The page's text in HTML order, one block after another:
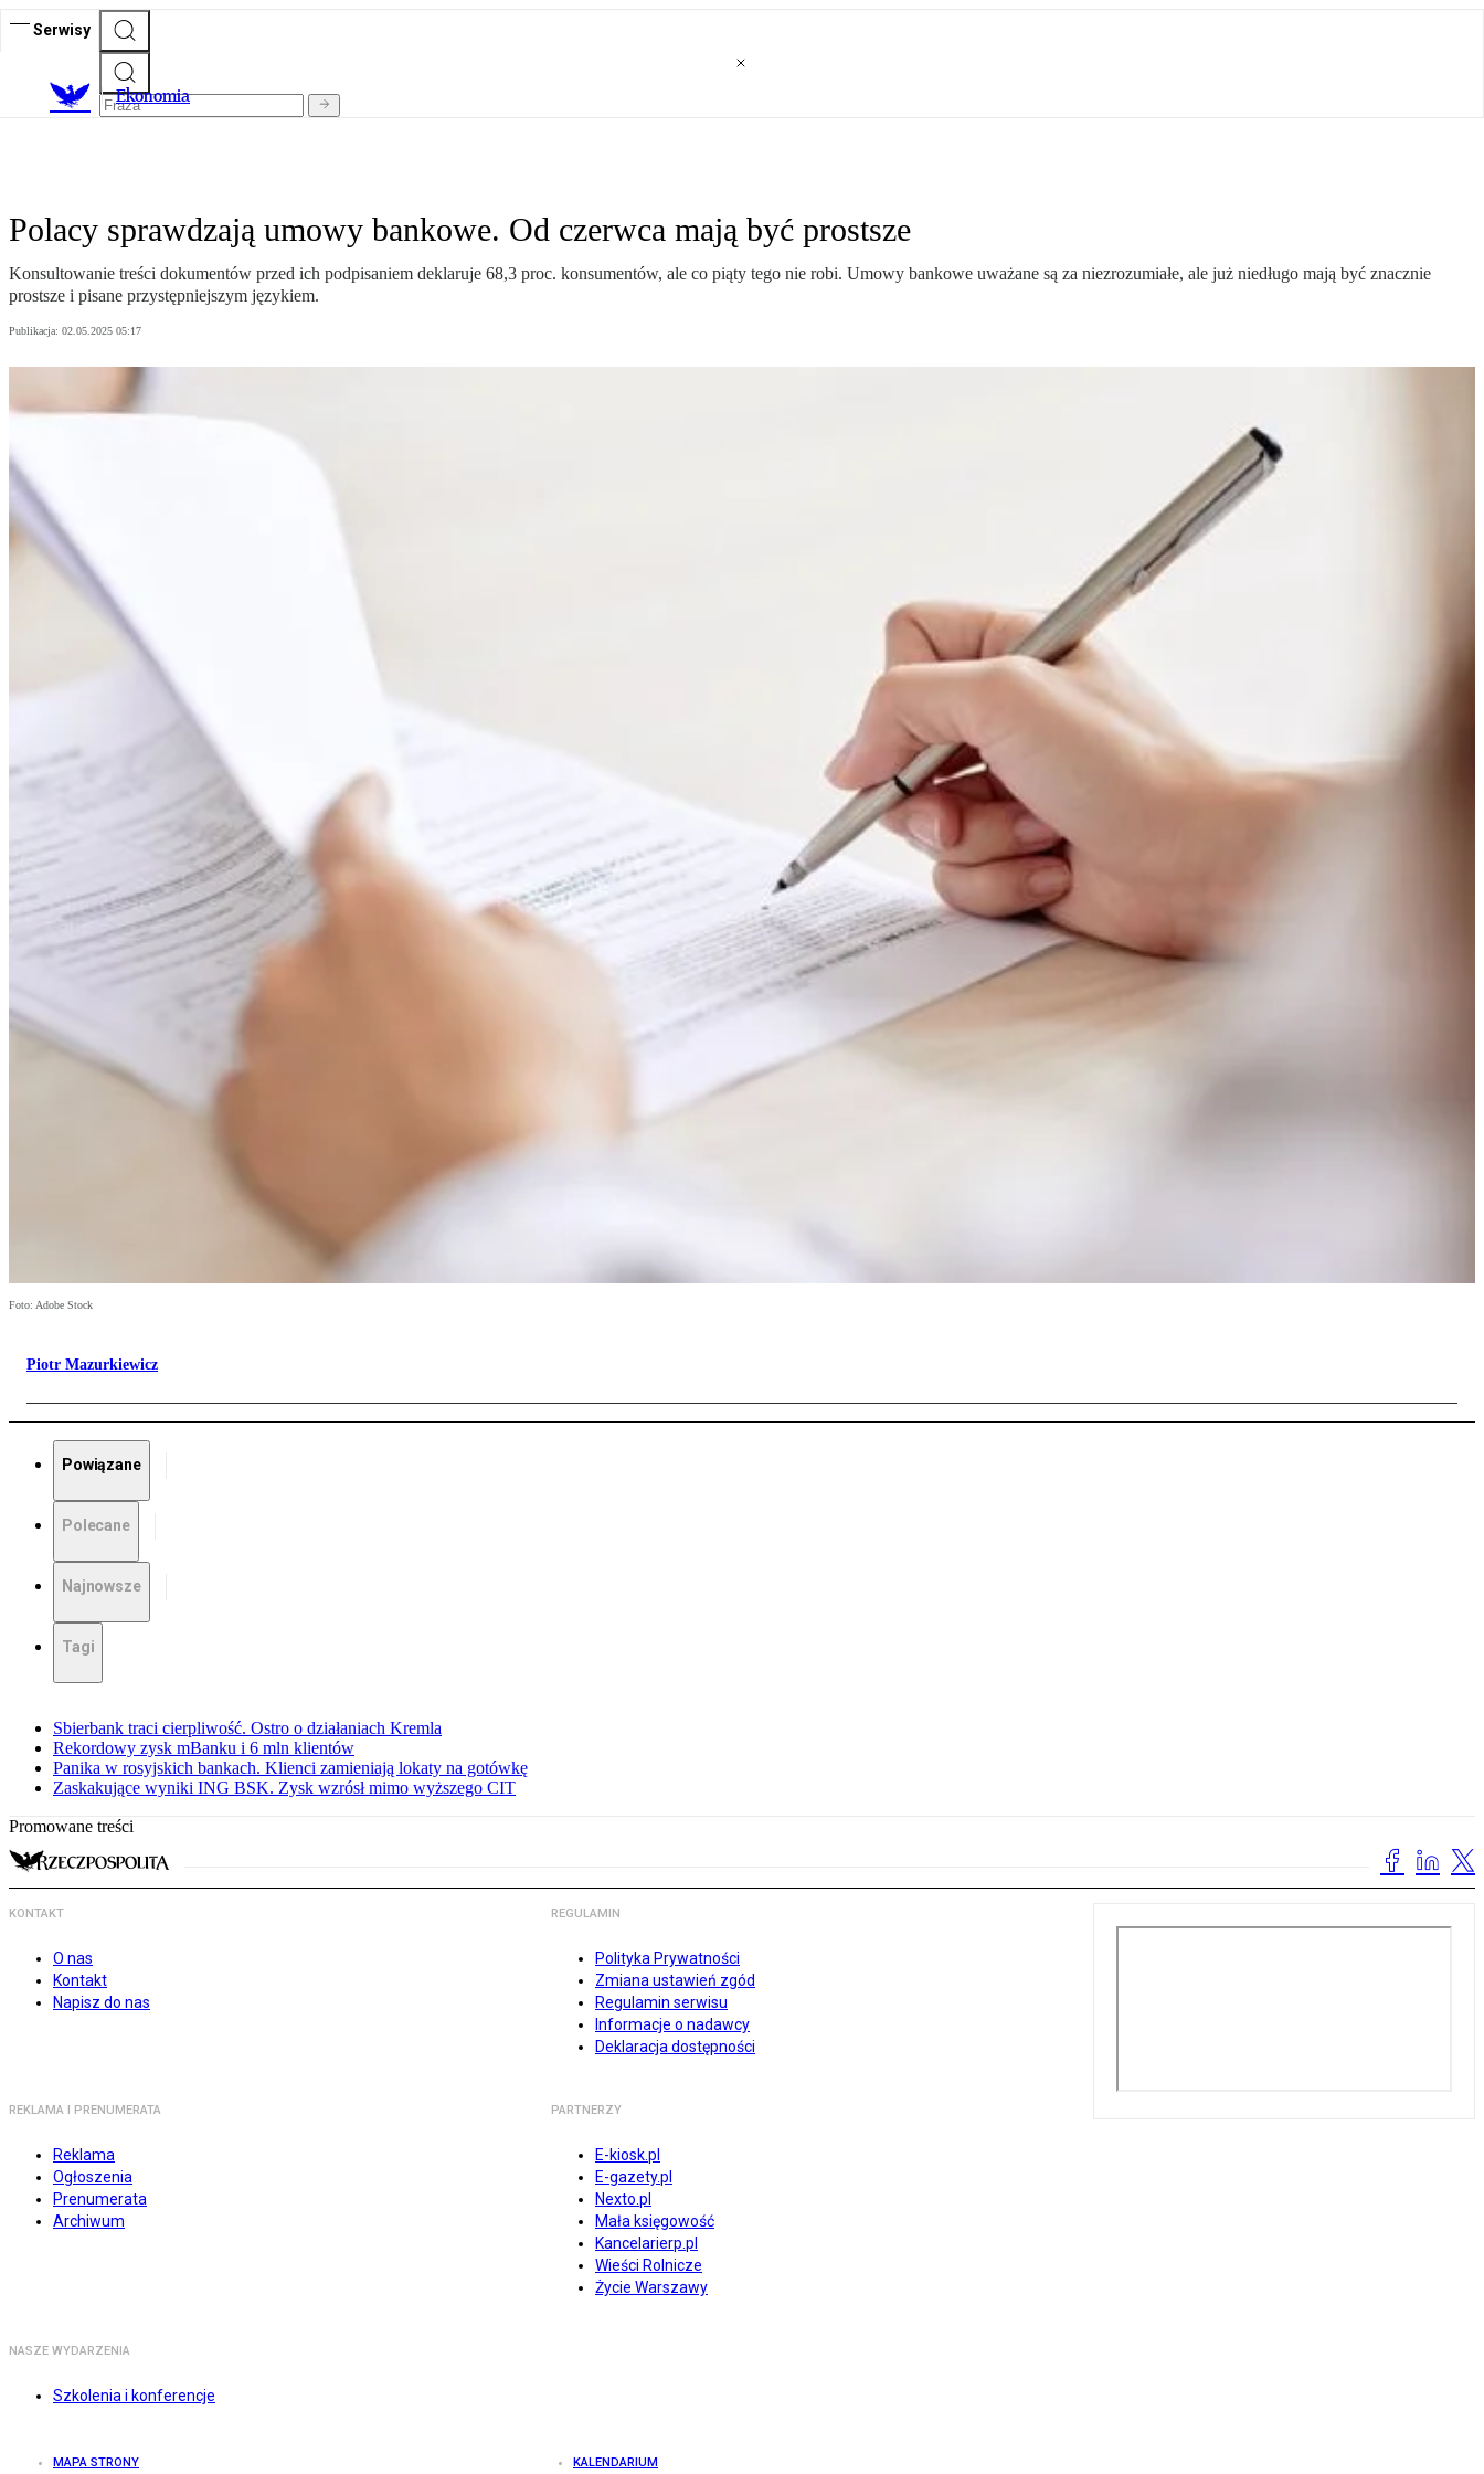
Serwisy
Ekonomia
Polacy sprawdzają umowy bankowe. Od czerwca mają być prostsze
Konsultowanie treści dokumentów przed ich podpisaniem deklaruje 68,3 proc. konsumentów, ale co piąty tego nie robi. Umowy bankowe uważane są za niezrozumiałe, ale już niedługo mają być znacznie
prostsze i pisane przystępniejszym językiem.
Publikacja: 02.05.2025 05:17
Foto: Adobe Stock
Piotr Mazurkiewicz
Powiązane
Polecane
Najnowsze
Tagi
Sbierbank traci cierpliwość. Ostro o działaniach Kremla
Rekordowy zysk mBanku i 6 mln klientów
Panika w rosyjskich bankach. Klienci zamieniają lokaty na gotówkę
Zaskakujące wyniki ING BSK. Zysk wzrósł mimo wyższego CIT
Promowane treści
KONTAKT
O nas
Kontakt
Napisz do nas
REGULAMIN
Polityka Prywatności
Zmiana ustawień zgód
Regulamin serwisu
Informacje o nadawcy
Deklaracja dostępności
REKLAMA I PRENUMERATA
Reklama
Ogłoszenia
Prenumerata
Archiwum
PARTNERZY
E-kiosk.pl
E-gazety.pl
Nexto.pl
Mała księgowość
Kancelarierp.pl
Wieści Rolnicze
Życie Warszawy
NASZE WYDARZENIA
Szkolenia i konferencje
MAPA STRONY KALENDARIUM